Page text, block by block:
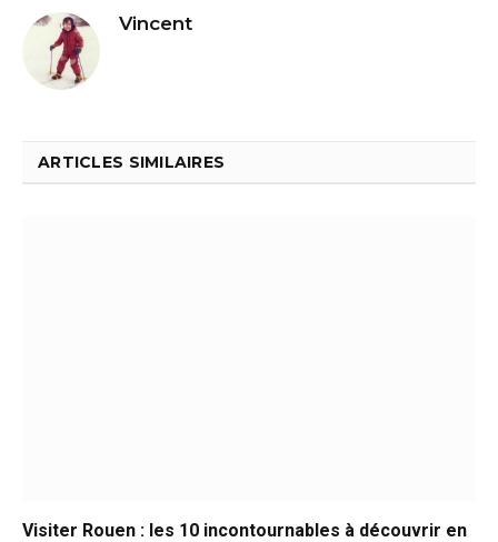
Vincent
ARTICLES SIMILAIRES
Visiter Rouen : les 10 incontournables à découvrir en